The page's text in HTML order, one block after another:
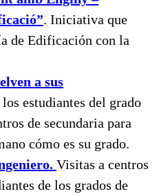
. Iniciativa que
de Edificación con la
a sus
estudiantes del grado
de secundaria para
cómo es su grado.
Visitas a centros
de los grados de